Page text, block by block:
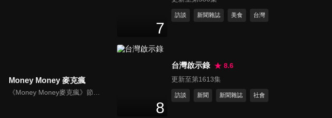
Money Money 麥克瘋
《Money Money麥克瘋》節目強調不比音準、不比音色，也不比外型、外貌、氣質、長相等如何，只強調只要歌詞記得牢，就可以參加比賽。
第881集 方志友思波綺
TSUBAKI新品記者會
7
訪談 新聞雜誌 美食 台灣
8
台灣啟示錄
8.6
更新至第1613集
訪談 新聞 新聞雜誌 社會